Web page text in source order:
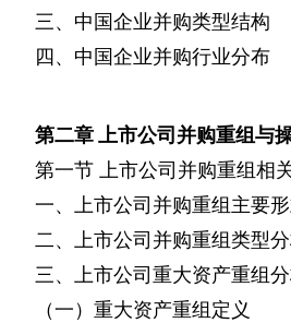
三、中国企业并购类型结构
四、中国企业并购行业分布
第二章
上市公司并购重组与
第一节
上市公司并购重组相
一、上市公司并购重组主要
二、上市公司并购重组类型
三、上市公司重大资产重组
（一）重大资产重组定义